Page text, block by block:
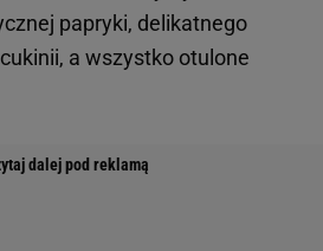
papryki, delikatnego
a wszystko otulone